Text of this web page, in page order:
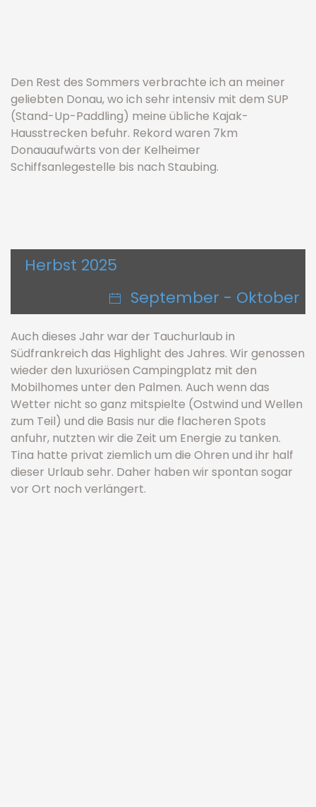
Den Rest des Sommers verbrachte ich an meiner
geliebten Donau, wo ich sehr intensiv mit dem SUP
(Stand-Up-Paddling) meine übliche Kajak-
Hausstrecken befuhr. Rekord waren 7km
Donauaufwärts von der Kelheimer
Schiffsanlegestelle bis nach Staubing.
Herbst 2025
September - Oktober
Auch dieses Jahr war der Tauchurlaub in
Südfrankreich das Highlight des Jahres. Wir genossen
wieder den luxuriösen Campingplatz mit den
Mobilhomes unter den Palmen. Auch wenn das
Wetter nicht so ganz mitspielte (Ostwind und Wellen
zum Teil) und die Basis nur die flacheren Spots
anfuhr, nutzten wir die Zeit um Energie zu tanken.
Tina hatte privat ziemlich um die Ohren und ihr half
dieser Urlaub sehr. Daher haben wir spontan sogar
vor Ort noch verlängert.